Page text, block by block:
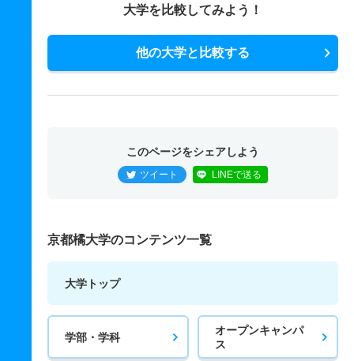
大学を比較してみよう！
他の大学と比較する
このページをシェアしよう
ツイート LINEで送る
京都橘大学のコンテンツ一覧
大学トップ
学部・学科
オープンキャンパ
ス